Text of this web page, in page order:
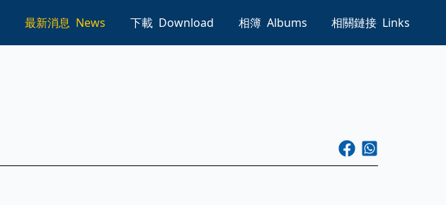
最新消息 News 下載 Download 相簿 Albums 相關鏈接 Links